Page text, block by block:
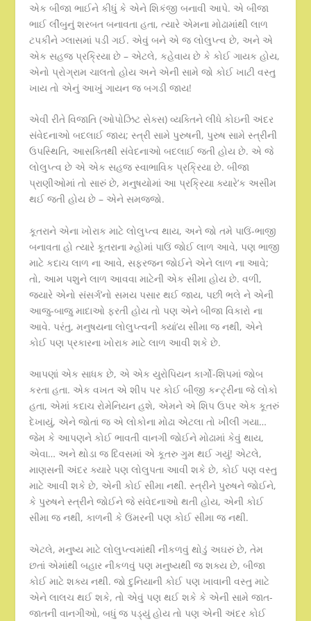
એક બીજા ભાઈને કીધું કે એને શિકંજી બનાવી આપે. એ બીજા
ભાઈ લીંબુનું શરબત બનાવતા હતા, ત્યારે એમના મોઢામાંથી લાળ
ટપકીને ગ્લાસમાં પડી ગઈ. એવું બને એ જ લોલુપ્ત્વ છે, અને એ
એક સહજ પ્રક્રિયા છે – એટલે, કહેવાય છે કે કોઈ ગાયક હોય,
એનો પ્રોગ્રામ ચાલતો હોય અને એની સામે જો કોઈ ખાટી વસ્તુ
ખાય તો એનું આખું ગાયન જ બગડી જાય!
એવી રીતે વિજાતિ (ઓપોઝિટ સેક્સ) વ્યક્તિને લીધે કોઇની અંદર
સંવેદનાઓ બદલાઈ જાય; સ્ત્રી સામે પુરુષની, પુરુષ સામે સ્ત્રીની
ઉપસ્થિતિ, આસક્તિથી સંવેદનાઓ બદલાઈ જતી હોય છે. એ જે
લોલુપ્ત્વ છે એ એક સહજ સ્વાભાવિક પ્રક્રિયા છે. બીજા
પ્રાણીઓમાં તો સારું છે, મનુષયોમાં આ પ્રક્રિયા ક્યારે’ક અસીમ
થઈ જતી હોય છે – એને સમજજો.
કૂતરાને એના ખોરાક માટે લોલુપ્ત્વ થાય, અને જો તમે પાઉં-ભાજી
બનાવતા હો ત્યારે કૂતરાના મ્હોમાં પાઉં જોઈ લાળ આવે, પણ ભાજી
માટે કદાચ લાળ ના આવે, સફરજન જોઈને એને લાળ ના આવે;
તો, આમ પશુને લાળ આવવા માટેની એક સીમા હોય છે. વળી,
જ્યારે એનો સંસર્ગ’નો સમય પસાર થઈ જાય, પછી ભલે ને એની
આજુ-બાજુ માદાઓ ફરતી હોય તો પણ એને બીજા વિકારો ના
આવે. પરંતુ, મનુષયના લોલુપ્ત્વની ક્યાં’ય સીમા જ નથી, એને
કોઈ પણ પ્રકારના ખોરાક માટે લાળ આવી શકે છે.
આપણાં એક સાધક છે, એ એક યુરોપિયન કાર્ગો-શિપમાં જોબ
કરતા હતા. એક વખત એ શીપ પર કોઈ બીજી કન્ટ્રીના જે લોકો
હતા, એમાં કદાચ રોમેનિયન હશે, એમને એ શિપ ઉપર એક કૂતરું
દેખાયું, એને જોતાં જ એ લોકોના મોઢા એટલા તો ખીલી ગયા…
જેમ કે આપણને કોઈ ભાવતી વાનગી જોઈને મોઢામાં કેવું થાય,
એવા… અને થોડા જ દિવસમાં એ કૂતરુ ગુમ થઈ ગયું! એટલે,
માણસની અંદર ક્યારે પણ લોલુપતા આવી શકે છે, કોઈ પણ વસ્તુ
માટે આવી શકે છે, એની કોઈ સીમા નથી. સ્ત્રીને પુરુષને જોઈને,
કે પુરુષને સ્ત્રીને જોઈને જે સંવેદનાઓ થતી હોય, એની કોઈ
સીમા જ નથી, કાળની કે ઉંમરની પણ કોઈ સીમા જ નથી.
એટલે, મનુષ્ય માટે લોલુપ્ત્વમાંથી નીકળવું થોડું અઘરું છે, તેમ
છતાં એમાંથી બહાર નીકળવું પણ મનુષ્યથી જ શક્ય છે, બીજા
કોઈ માટે શક્ય નથી. જો દુનિયાની કોઈ પણ ખાવાની વસ્તુ માટે
એને લાલચ થઈ શકે, તો એવું પણ થઈ શકે કે એની સામે જાત-
જાતની વાનગીઓ, બધું જ પડ્યું હોય તો પણ એની અંદર કોઈ